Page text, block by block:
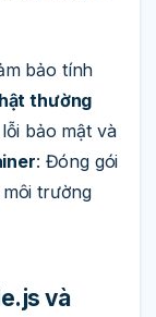
bảo tính
thường
bảo mật và
: Đóng gói
trường
và